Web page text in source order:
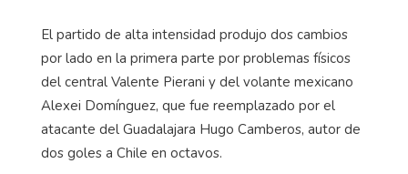
El partido de alta intensidad produjo dos cambios
por lado en la primera parte por problemas físicos
del central Valente Pierani y del volante mexicano
Alexei Domínguez, que fue reemplazado por el
atacante del Guadalajara Hugo Camberos, autor de
dos goles a Chile en octavos.